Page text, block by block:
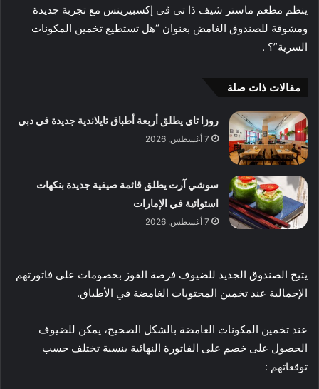
ينظم مطعم ماستر شيف ذا تي ڤي إكسبيرينس مع تجربة جديدة
ومشوقة للصندوق الغامض بعنوان “هل تستطيع تخمين المكونات
السرية”؟ .
مقالات ذات صلة
روزا تاي يطلق أربعة أطباق تايلاندية جديدة في دبي
7 أغسطس, 2026
سوشي آرت يطلق قائمة صيفية جديدة بنكهات
استوائية في الإمارات
7 أغسطس, 2026
يتيح الصندوق الجديد للضيوف فرصة الفوز بخصومات على فاتورتهم
الإجمالية عند تخمين المحتويات الغامضة في الأطباق.
عند تخمين المكونات الغامضة بالشكل الصحيح، يمكن للضيوف
الحصول على خصم على الفاتورة النهائية بنسبة تختلف حسب
توقعاتهم :